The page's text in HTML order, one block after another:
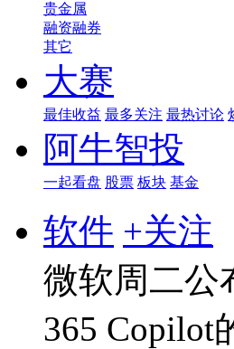
贵金属
融资融券
其它
大赛
最佳收益 最多关注 最热讨论
阿牛智投
一起看盘 股票 板块 基金
软件 +关注
微软周二公
365 Copilot